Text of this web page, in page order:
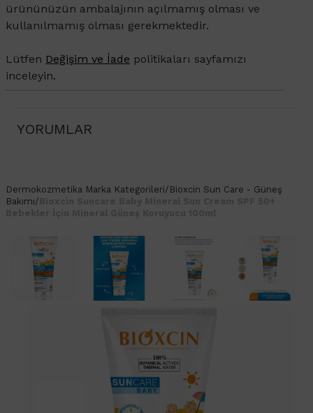
ürününüzün ambalajının açılmamış olması ve
kullanılmamış olması gerekmektedir.
Lütfen Değişim ve İade politikaları sayfamızı
inceleyin.
YORUMLAR
Dermokozmetika Marka Kategorileri/ Bioxcin Sun Care - Güneş
Bakımı/